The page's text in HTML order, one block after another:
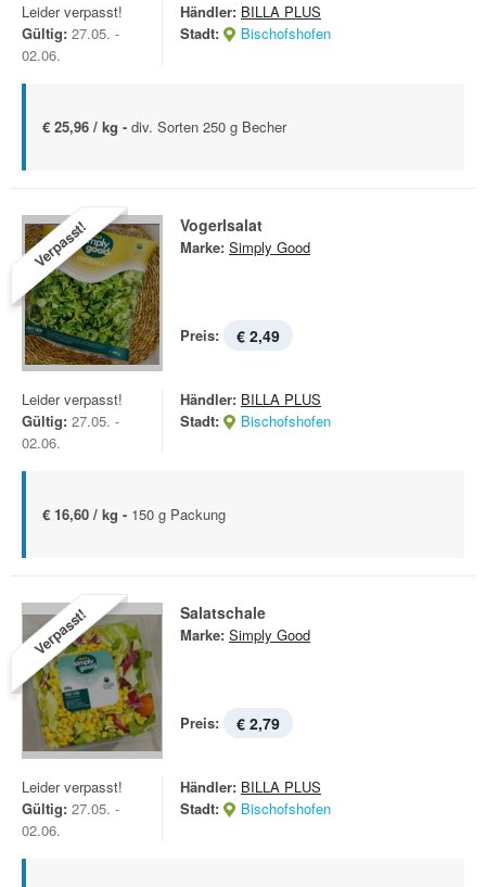
Leider verpasst!
Gültig: 27.05. -
02.06.
Händler: BILLA PLUS
Stadt:
Bischofshofen
€ 25,96 / kg - div. Sorten 250 g Becher
Verpasst! Vogerlsalat
Marke: Simply Good
Preis: € 2,49
Leider verpasst!
Gültig: 27.05. -
02.06.
Händler: BILLA PLUS
Stadt:
Bischofshofen
€ 16,60 / kg - 150 g Packung
Verpasst! Salatschale
Marke: Simply Good
Preis: € 2,79
Leider verpasst!
Gültig: 27.05. -
02.06.
Händler: BILLA PLUS
Stadt:
Bischofshofen